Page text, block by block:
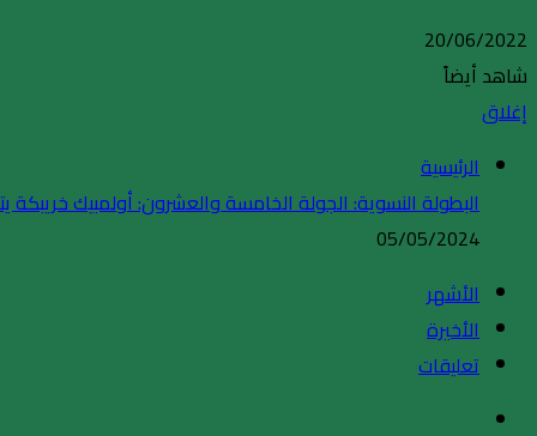
20/06/2022
شاهد أيضاً
إغلاق
الرئيسية
البطولة النسوية: الجولة الخامسة والعشرون: أولمبيك
05/05/2024
الأشهر
الأخيرة
تعليقات